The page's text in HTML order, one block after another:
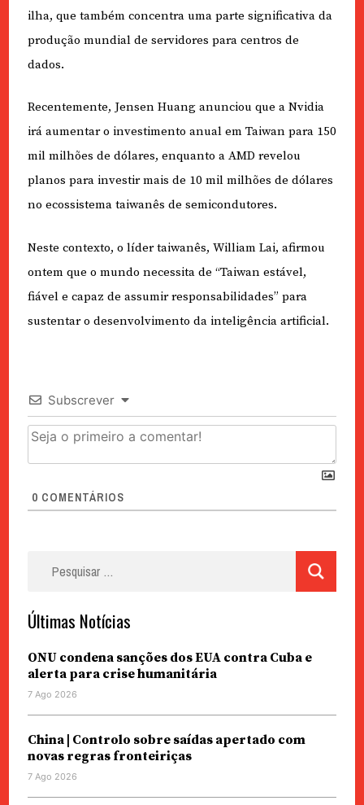
ilha, que também concentra uma parte significativa da
produção mundial de servidores para centros de
dados.
Recentemente, Jensen Huang anunciou que a Nvidia
irá aumentar o investimento anual em Taiwan para 150
mil milhões de dólares, enquanto a AMD revelou
planos para investir mais de 10 mil milhões de dólares
no ecossistema taiwanês de semicondutores.
Neste contexto, o líder taiwanês, William Lai, afirmou
ontem que o mundo necessita de “Taiwan estável,
fiável e capaz de assumir responsabilidades” para
sustentar o desenvolvimento da inteligência artificial.
Subscrever
0 COMENTÁRIOS
Últimas Notícias
ONU condena sanções dos EUA contra Cuba e
alerta para crise humanitária
7 Ago 2026
China | Controlo sobre saídas apertado com
novas regras fronteiriças
7 Ago 2026